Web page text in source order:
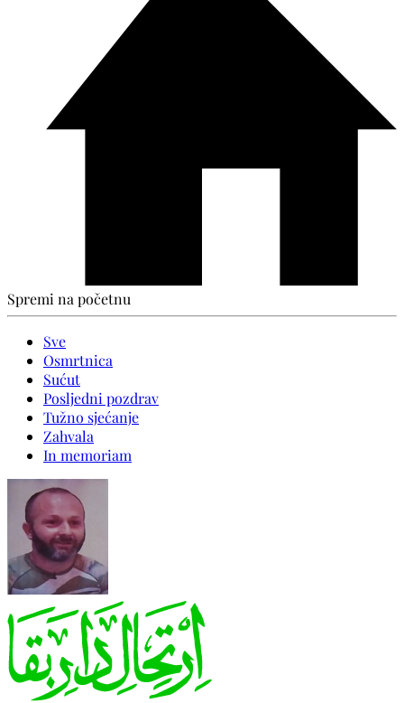
Spremi na početnu
Sve
Osmrtnica
Sućut
Posljedni pozdrav
Tužno sjećanje
Zahvala
In memoriam